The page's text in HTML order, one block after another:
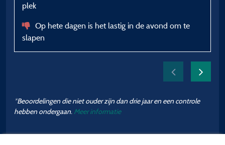
plek
Op hete dagen is het lastig in de avond om te
slapen
*Beoordelingen die niet ouder zijn dan drie jaar en een controle
hebben ondergaan. Meer informatie